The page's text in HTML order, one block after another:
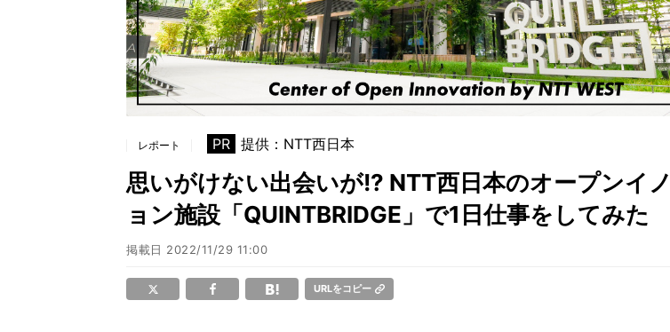
レポート PR 提供：NTT西日本
思いがけない出会いが!? NTT西日本のオープンイ
ョン施設「QUINTBRIDGE」で1日仕事をしてみた
掲載日 2022/11/29 11:00
URLをコピー